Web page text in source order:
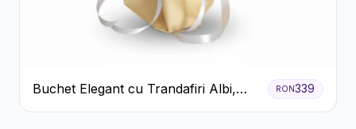
Buchet Elegant cu Trandafiri Albi,
Hortensie și Crizanteme Crem
RON339